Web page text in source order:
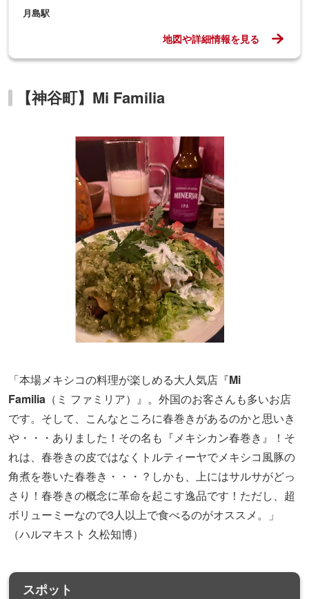
月島駅
地図や詳細情報を見る
【神谷町】Mi Familia
「本場メキシコの料理が楽しめる大人気店『Mi
Familia （ミ ファミリア）』。外国のお客さんも多いお店
です。そして、こんなところに春巻きがあるのかと思いき
や・・・ありました！その名も『メキシカン春巻き』！そ
れは、春巻きの皮ではなくトルティーヤでメキシコ風豚の
角煮を巻いた春巻き・・・？しかも、上にはサルサがどっ
さり！春巻きの概念に革命を起こす逸品です！ただし、超
ボリューミーなので3人以上で食べるのがオススメ。」
（ハルマキスト 久松知博）
スポット